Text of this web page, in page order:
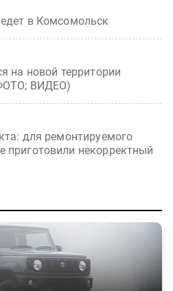
в Комсомольск
на новой территории
ВИДЕО)
для ремонтируемого
некорректный